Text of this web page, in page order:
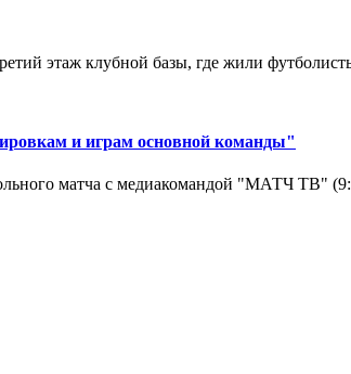
этаж клубной базы, где жили
и играм основной команды"
матча с медиакомандой "МАТЧ ТВ"